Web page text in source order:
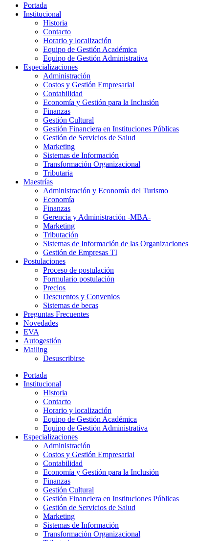
Portada
Institucional
Historia
Contacto
Horario y localización
Equipo de Gestión Académica
Equipo de Gestión Administrativa
Especializaciones
Administración
Costos y Gestión Empresarial
Contabilidad
Economía y Gestión para la Inclusión
Finanzas
Gestión Cultural
Gestión Financiera en Instituciones Públicas
Gestión de Servicios de Salud
Marketing
Sistemas de Información
Transformación Organizacional
Tributaria
Maestrías
Administración y Economía del Turismo
Economía
Finanzas
Gerencia y Administración -MBA-
Marketing
Tributación
Sistemas de Información de las Organizaciones
Gestión de Empresas TI
Postulaciones
Proceso de postulación
Formulario postulación
Precios
Descuentos y Convenios
Sistemas de becas
Preguntas Frecuentes
Novedades
EVA
Autogestión
Mailing
Desuscribirse
Portada
Institucional
Historia
Contacto
Horario y localización
Equipo de Gestión Académica
Equipo de Gestión Administrativa
Especializaciones
Administración
Costos y Gestión Empresarial
Contabilidad
Economía y Gestión para la Inclusión
Finanzas
Gestión Cultural
Gestión Financiera en Instituciones Públicas
Gestión de Servicios de Salud
Marketing
Sistemas de Información
Transformación Organizacional